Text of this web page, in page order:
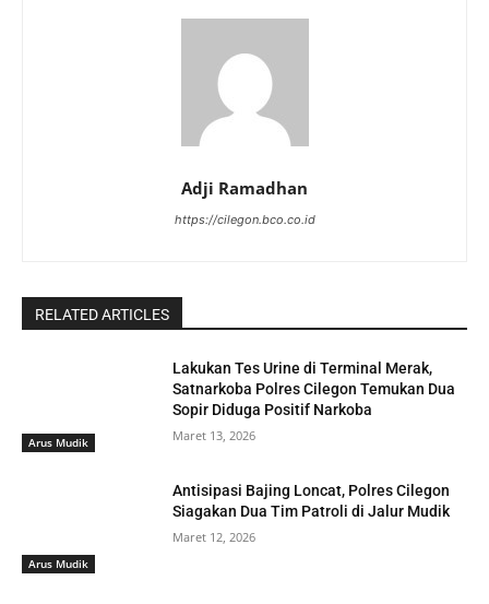
Adji Ramadhan
https://cilegon.bco.co.id
RELATED ARTICLES
Arus Mudik
Lakukan Tes Urine di Terminal Merak,
Satnarkoba Polres Cilegon Temukan Dua
Sopir Diduga Positif Narkoba
Maret 13, 2026
Arus Mudik
Antisipasi Bajing Loncat, Polres Cilegon
Siagakan Dua Tim Patroli di Jalur Mudik
Maret 12, 2026